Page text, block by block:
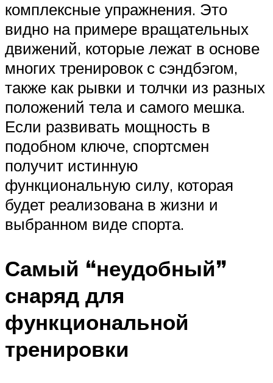
комплексные упражнения. Это
видно на примере вращательных
движений, которые лежат в основе
многих тренировок с сэндбэгом,
также как рывки и толчки из разных
положений тела и самого мешка.
Если развивать мощность в
подобном ключе, спортсмен
получит истинную
функциональную силу, которая
будет реализована в жизни и
выбранном виде спорта.
Самый “неудобный”
снаряд для
функциональной
тренировки